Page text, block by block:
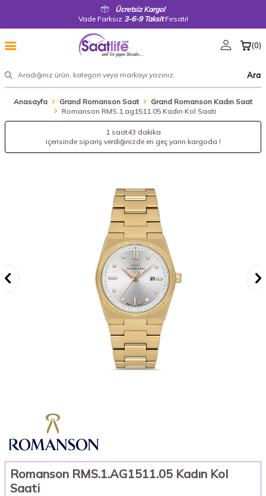
Ücretsiz Kargo!
Vade Farksız 3-6-9 TaksitFırsatı!
Ara
(0)
Anasayfa Grand Romanson Saat
Grand Romanson Kadın Saat
Romanson RMS.1.ag1511.05 Kadın Kol Saati
1 saat43 dakika
içerisinde sipariş verdiğinizde en geç yarın kargoda !
Romanson RMS.1.AG1511.05 Kadın Kol
Saati